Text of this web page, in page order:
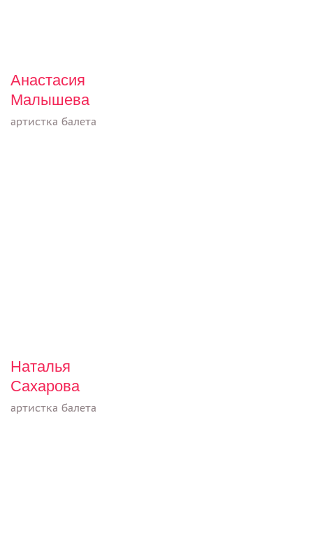
Анастасия
Малышева
артистка балета
Наталья
Сахарова
артистка балета